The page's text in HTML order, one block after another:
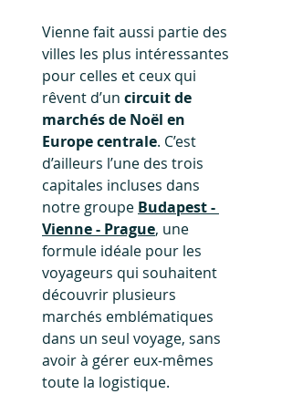
Vienne fait aussi partie des
villes les plus intéressantes
pour celles et ceux qui
rêvent d’un circuit de
marchés de Noël en
Europe centrale. C’est
d’ailleurs l’une des trois
capitales incluses dans
notre groupe Budapest -
Vienne - Prague, une
formule idéale pour les
voyageurs qui souhaitent
découvrir plusieurs
marchés emblématiques
dans un seul voyage, sans
avoir à gérer eux-mêmes
toute la logistique.